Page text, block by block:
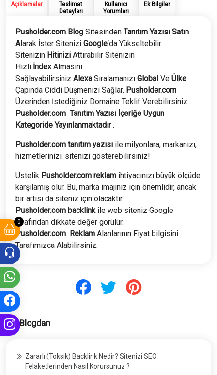
0
Açıklamalar
Teslimat
Detayları
Kullanıcı
Yorumları
Ek Bilgiler
Pusholder.com Blog Sitesinden Tanıtım Yazısı Satın
Alarak İster Sitenizi Google‘da Yükseltebilir
Sitenizin Hitinizi Attırabilir Sitenizin
Hızlı İndexAlmasını
Sağlayabilirsiniz Alexa Sıralamanızı Global Ve Ülke
Çapında Ciddi Düşmenizi Sağlar. Pusholder.com
Üzerinden İstediğiniz Domaine Teklif Verebilirsiniz
Pusholder.com Tanıtım Yazısı İçeriğe Uygun
Kategoride Yayınlanmaktadır .
Pusholder.com tanıtım yazısı ile milyonlara, markanızı,
hizmetlerinizi, sitenizi gösterebilirsiniz!
Üstelik Pusholder.com reklam ihtiyacınızı büyük ölçüde
karşılamış olur. Bu, marka imajınız için önemlidir, ancak
bir artısı da siteniz için olacaktır.
Pusholder.com backlinkile web siteniz Google
tarafından dikkate değer görülür.
Pusholder.com Reklam Alanlarının Fiyat bilgisini
Tarafımızca Alabilirsiniz.
Blogdan
Zararlı (Toksik) Backlink Nedir? Sitenizi SEO
Felaketlerinden Nasıl Korursunuz ?